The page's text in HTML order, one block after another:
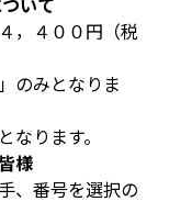
，４００円（税
のみとなりま
ります。
様
、番号を選択の